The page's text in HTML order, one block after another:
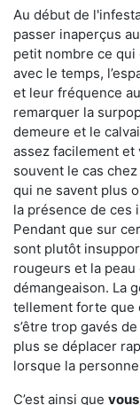
Au début de
passer inaperçus
petit nombre ce qui
avec le temps,
et leur fréquence
remarquer la
demeure et le
assez facilement et
souvent le cas
qui ne savent plus
la présence de ces
Pendant que sur
sont plutôt
rougeurs et la
démangeaison. La
tellement forte que
s’être trop gavés
plus se déplacer
lorsque la
C’est ainsi que